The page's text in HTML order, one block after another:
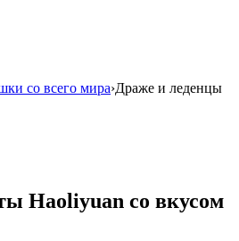
со всего мира›Драже и леденцы
Haoliyuan со вкусом